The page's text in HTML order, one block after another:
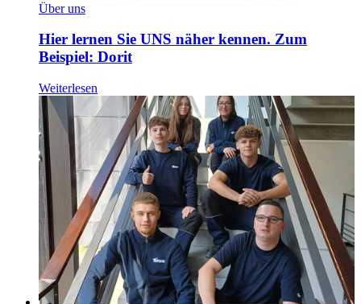
Über uns
Hier lernen Sie UNS näher kennen. Zum
Beispiel: Dorit
Weiterlesen